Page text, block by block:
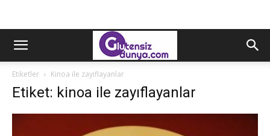
Etiketler Kinoa ile zayıflayanlar
Etiket: kinoa ile zayıflayanlar